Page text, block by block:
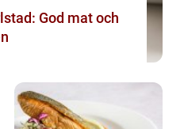
God mat och